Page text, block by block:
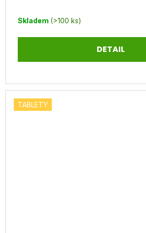
Skladem (>100 ks)
DETAIL
TABLETY